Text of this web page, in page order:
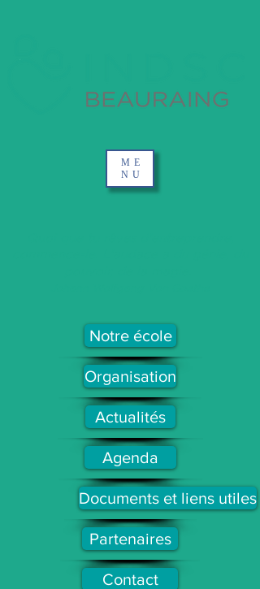
ME
NU
Notre école
Organisation
Actualités
Agenda
Documents et liens utiles
Partenaires
Contact